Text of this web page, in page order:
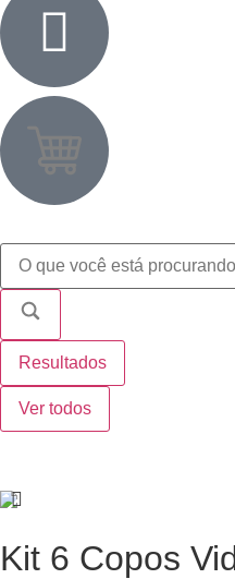
Resultados
Ver todos
Kit 6 Copos